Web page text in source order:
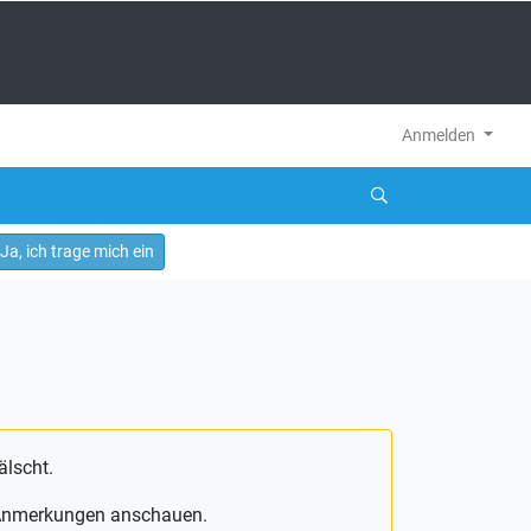
Anmelden
Ja, ich trage mich ein
anschauen.